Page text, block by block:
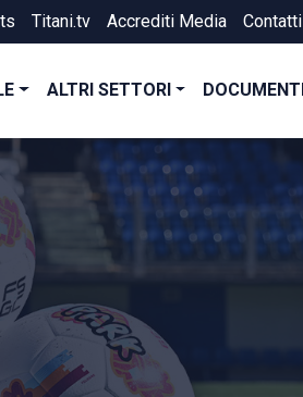
Titani.tv Accrediti Media Contatti
ALTRI SETTORI DOCUMENTI